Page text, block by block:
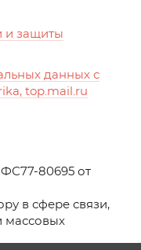
и защиты
данных с
top.mail.ru
80695 от
в сфере связи,
массовых